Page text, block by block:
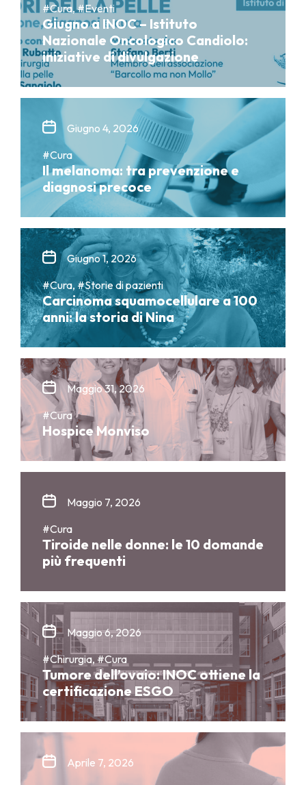
#Cura, #Eventi
Giugno a INOC – Istituto
Nazionale Oncologico Candiolo:
iniziative di divulgazione
Giugno 4, 2026
#Cura
Il melanoma: tra prevenzione e
diagnosi precoce
Giugno 1, 2026
#Cura, #Storie di pazienti
Carcinoma squamocellulare a 100
anni: la storia di Nina
Maggio 31, 2026
#Cura
Hospice Monviso
Maggio 7, 2026
#Cura
Tiroide nelle donne: le 10 domande
più frequenti
Maggio 6, 2026
#Chirurgia, #Cura
Tumore dell’ovaio: INOC ottiene la
certificazione ESGO
Aprile 7, 2026